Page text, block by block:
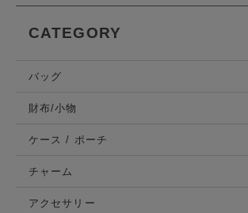
CATEGORY
バッグ
財布/小物
ケース / ポーチ
チャーム
アクセサリー